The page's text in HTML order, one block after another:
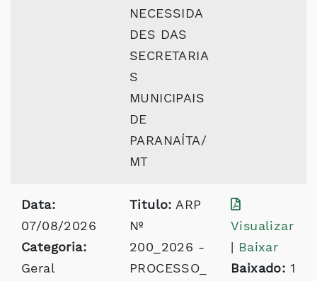
NECESSIDA
DES DAS
SECRETARIA
S
MUNICIPAIS
DE
PARANAÍTA/
MT
Data:
07/08/2026
Categoria:
Geral
Titulo: ARP
Nº
200_2026 -
PROCESSO_
Visualizar
| Baixar
Baixado: 1